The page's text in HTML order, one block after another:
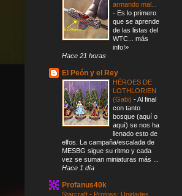
armando mal...
- Es lo primero
que se aprende
de las listas del
WTC... más
info!»
Hace 21 horas
El Peón y el Rey
HÉROES DE
LOTHLORIEN
(Gabi) -Al final
con tanto
bosque (aquí o
aquí) se nos ha
llenado esto de
elfos. La campaña/escalada de
MESBG sigue su ritmo y cada
vez se suman miniaturas más ...
Hace 1 día
Profanus40k
Starcraft - Protoss: Unidades,